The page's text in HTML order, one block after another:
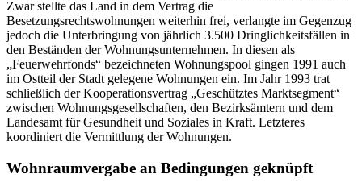
Zwar stellte das Land in dem Vertrag die
Besetzungsrechtswohnungen weiterhin frei, verlangte im Gegenzug
jedoch die Unterbringung von jährlich 3.500 Dringlichkeitsfällen in
den Beständen der Wohnungsunternehmen. In diesen als
„Feuerwehrfonds“ bezeichneten Wohnungspool gingen 1991 auch
im Ostteil der Stadt gelegene Wohnungen ein. Im Jahr 1993 trat
schließlich der Kooperationsvertrag „Geschütztes Marktsegment“
zwischen Wohnungsgesellschaften, den Bezirksämtern und dem
Landesamt für Gesundheit und Soziales in Kraft. Letzteres
koordiniert die Vermittlung der Wohnungen.
Wohnraumvergabe an Bedingungen geknüpft